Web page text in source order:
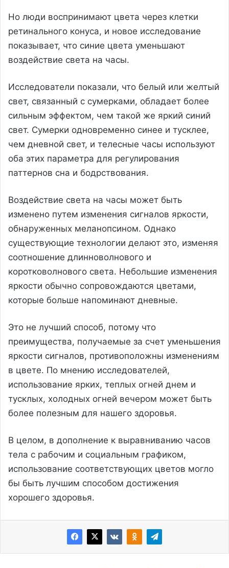
Но люди воспринимают цвета через клетки
ретинального конуса, и новое исследование
показывает, что синие цвета уменьшают
воздействие света на часы.
Исследователи показали, что белый или желтый
свет, связанный с сумерками, обладает более
сильным эффектом, чем такой же яркий синий
свет. Сумерки одновременно синее и тусклее,
чем дневной свет, и телесные часы используют
оба этих параметра для регулирования
паттернов сна и бодрствования.
Воздействие света на часы может быть
изменено путем изменения сигналов яркости,
обнаруженных меланопсином. Однако
существующие технологии делают это, изменяя
соотношение длинноволнового и
коротковолнового света. Небольшие изменения
яркости обычно сопровождаются цветами,
которые больше напоминают дневные.
Это не лучший способ, потому что
преимущества, получаемые за счет уменьшения
яркости сигналов, противоположны изменениям
в цвете. По мнению исследователей,
использование ярких, теплых огней днем ​​и
тусклых, холодных огней вечером может быть
более полезным для нашего здоровья.
В целом, в дополнение к выравниванию часов
тела с рабочим и социальным графиком,
использование соответствующих цветов могло
бы быть лучшим способом достижения
хорошего здоровья.